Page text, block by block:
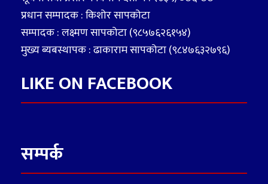
प्रधान सम्पादक : किशोर सापकोटा
सम्पादक : लक्ष्मण सापकोटा (९८५७६२६१५४)
मुख्य ब्यबस्थापक : ढाकाराम सापकोटा (९८४७६३२७९६)
LIKE ON FACEBOOK
सम्पर्क